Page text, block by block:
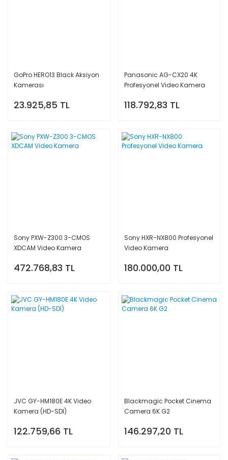
GoPro HERO13 Black Aksiyon
Kamerası
23.925,85 TL
Panasonic AG-CX20 4K
Profesyonel Video Kamera
118.792,83 TL
Sony PXW-Z300 3-CMOS
XDCAM Video Kamera
472.768,83 TL
Sony HXR-NX800 Profesyonel
Video Kamera
180.000,00 TL
JVC GY-HM180E 4K Video
Kamera (HD-SDI)
122.759,66 TL
Blackmagic Pocket Cinema
Camera 6K G2
146.297,20 TL